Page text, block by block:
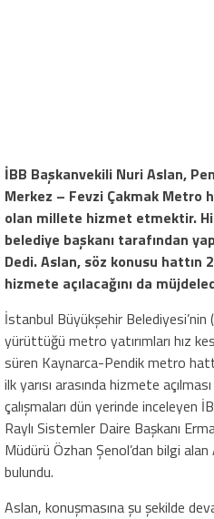
İBB Başkanvekili Nuri Aslan,
Merkez – Fevzi Çakmak Metro
olan millete hizmet etmektir.
belediye başkanı tarafından
Dedi. Aslan, söz konusu hattın
hizmete açılacağını da
İstanbul Büyükşehir Belediyesi’nin
yürüttüğü metro yatırımları hız
süren Kaynarca-Pendik metro
ilk yarısı arasında hizmete
çalışmaları dün yerinde inceleyen
Raylı Sistemler Daire Başkanı
Müdürü Özhan Şenol’dan bilgi
bulundu.
Aslan, konuşmasına şu şekilde